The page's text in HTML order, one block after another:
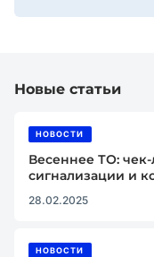
Новые статьи
НОВОСТИ
Весеннее ТО:
сигнализации и
28.02.2025
НОВОСТИ